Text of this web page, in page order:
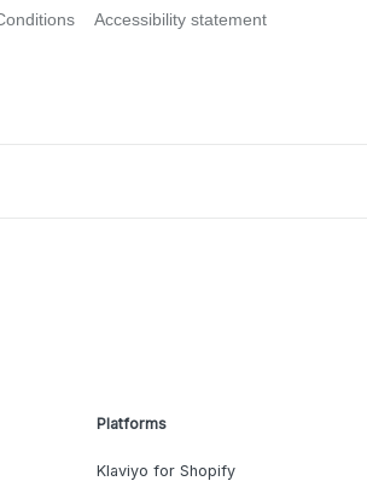
Accessibility statement
Platforms
Klaviyo for Shopify